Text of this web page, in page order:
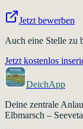
Jetzt bewerben
Auch eine Stelle zu
Jetzt kostenlos
DeichApp
Deine zentrale
Elbmarsch –